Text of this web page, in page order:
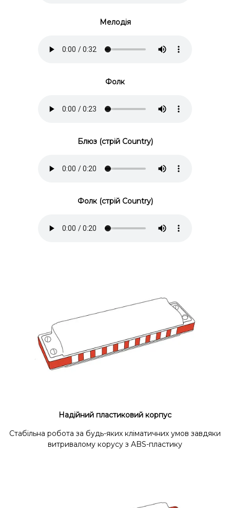
Мелодія
Фолк
Блюз (стрій Country)
Фолк (стрій Country)
Надійний пластиковий корпус
Стабільна робота за будь-яких кліматичних умов завдяки
витривалому корусу з ABS-пластику